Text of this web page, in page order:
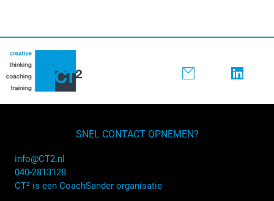
SNEL CONTACT OPNEMEN?
info@CT2.nl
040-2813128
CT² is een CoachSander organisatie